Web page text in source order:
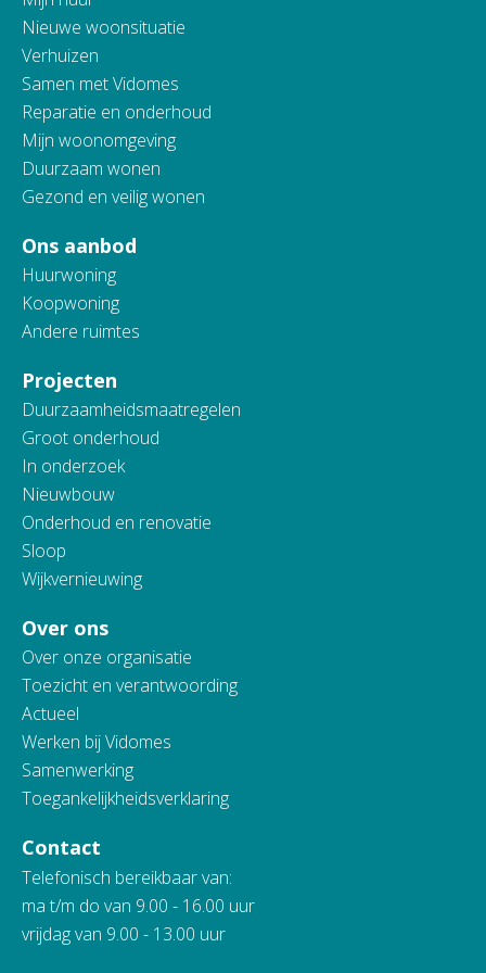
Nieuwe woonsituatie
Verhuizen
Samen met Vidomes
Reparatie en onderhoud
Mijn woonomgeving
Duurzaam wonen
Gezond en veilig wonen
Ons aanbod
Huurwoning
Koopwoning
Andere ruimtes
Projecten
Duurzaamheidsmaatregelen
Groot onderhoud
In onderzoek
Nieuwbouw
Onderhoud en renovatie
Sloop
Wijkvernieuwing
Over ons
Over onze organisatie
Toezicht en verantwoording
Actueel
Werken bij Vidomes
Samenwerking
Toegankelijkheidsverklaring
Contact
Telefonisch bereikbaar van:
ma t/m do van 9.00 - 16.00 uur
vrijdag van 9.00 - 13.00 uur